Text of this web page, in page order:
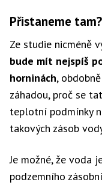
Přistaneme tam?
Ze studie nicméně
bude mít nejspíš
horninách,
záhadou, proč se
teplotní podmínky
takových zásob
Je možné, že voda
podzemního